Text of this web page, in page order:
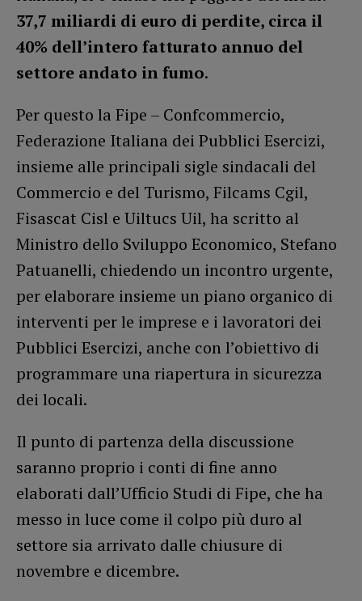
37,7 miliardi di euro di perdite, circa il
40% dell’intero fatturato annuo del
settore andato in fumo.
Per questo la Fipe – Confcommercio,
Federazione Italiana dei Pubblici Esercizi,
insieme alle principali sigle sindacali del
Commercio e del Turismo, Filcams Cgil,
Fisascat Cisl e Uiltucs Uil, ha scritto al
Ministro dello Sviluppo Economico, Stefano
Patuanelli, chiedendo un incontro urgente,
per elaborare insieme un piano organico di
interventi per le imprese e i lavoratori dei
Pubblici Esercizi, anche con l’obiettivo di
programmare una riapertura in sicurezza
dei locali.
Il punto di partenza della discussione
saranno proprio i conti di fine anno
elaborati dall’Ufficio Studi di Fipe, che ha
messo in luce come il colpo più duro al
settore sia arrivato dalle chiusure di
novembre e dicembre.